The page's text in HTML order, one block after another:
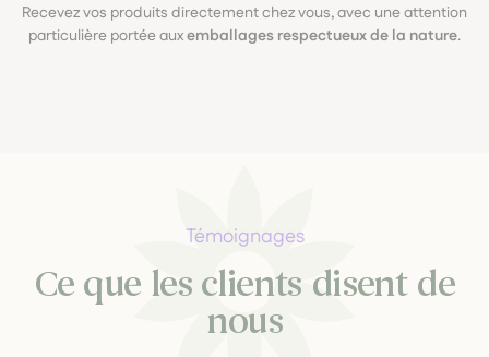
Recevez vos produits directement chez vous, avec une attention
particulière portée auxemballages respectueux de la nature.
Témoignages
Ce que les clients disent de
nous